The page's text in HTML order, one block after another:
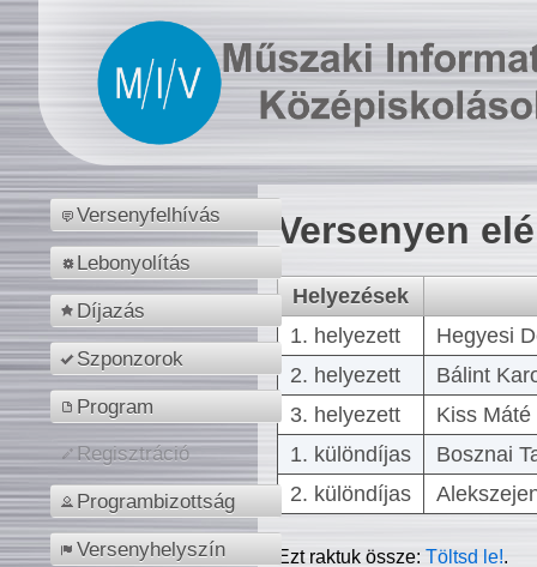
Versenyfelhívás
Lebonyolítás
Díjazás
Szponzorok
Program
Regisztráció
Programbizottság
Versenyhelyszín
Versenyen
Helyezések
1. helyezett
Hegyesi
2. helyezett
Bálint
3. helyezett
Kiss
1. különdíjas
Bosznai
2. különdíjas
Ezt raktuk össze:Töltsd le!.